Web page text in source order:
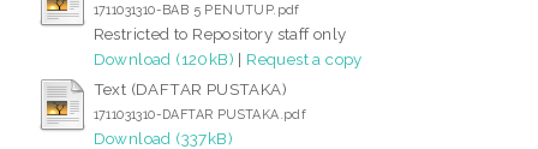
1711031310-BAB 5 PENUTUP.pdf
Restricted to Repository staff only
Download (120kB) | Request a copy
Text (DAFTAR PUSTAKA)
1711031310-DAFTAR PUSTAKA.pdf
Download (337kB)